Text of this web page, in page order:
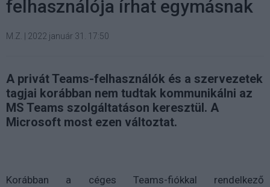
felhasználója írhat egymásnak
M.Z. 2022 január 31. 17:50
A privát Teams-felhasználók és a szervezetek
tagjai korábban nem tudtak kommunikálni az
MS Teams szolgáltatáson keresztül. A
Microsoft most ezen változtat.
Korábban a céges Teams-fiókkal rendelkező